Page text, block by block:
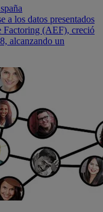
a los datos presentados
Factoring (AEF), creció
alcanzando un